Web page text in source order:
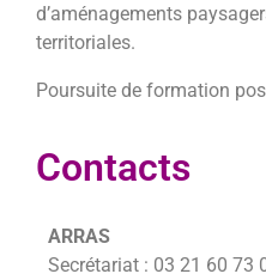
d’aménagements
territoriales.
Poursuite de formation
Contacts
ARRAS
Secrétariat : 03 21 60 73